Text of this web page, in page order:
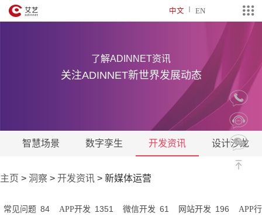
中文 EN
了解ADINNET资讯
关注ADINNET新世界发展动态
智慧场景 数字孪生 开发资讯 设计沙龙
主页 > 洞察 > 开发资讯 > 新媒体运营
常见问题 84 APP开发 1351 微信开发 61 网站开发 196 APP